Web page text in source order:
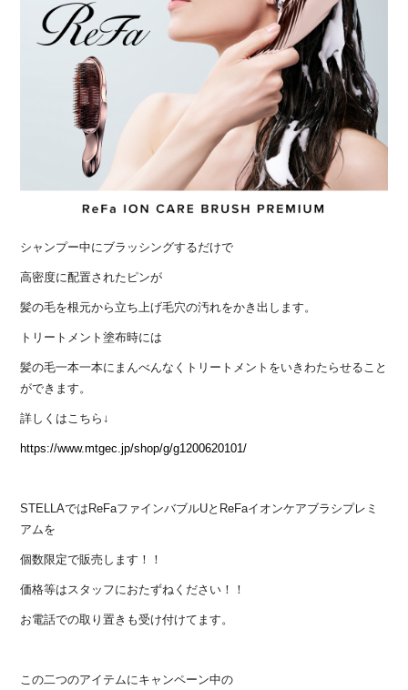
シャンプー中にブラッシングするだけで
高密度に配置されたピンが
髪の毛を根元から立ち上げ毛穴の汚れをかき出します。
トリートメント塗布時には
髪の毛一本一本にまんべんなくトリートメントをいきわたらせること
ができます。
詳しくはこちら↓
https://www.mtgec.jp/shop/g/g1200620101/
STELLAではReFaファインバブルUとReFaイオンケアブラシプレミ
アムを
個数限定で販売します！！
価格等はスタッフにおたずねください！！
お電話での取り置きも受け付けてます。
この二つのアイテムにキャンペーン中の